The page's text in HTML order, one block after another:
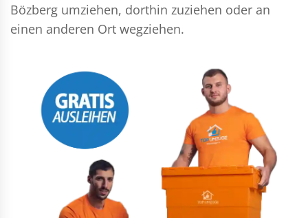
Bözberg umziehen, dorthin zuziehen oder an
einen anderen Ort wegziehen.